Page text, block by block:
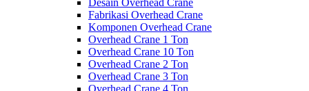
Desain Overhead Crane
Fabrikasi Overhead Crane
Komponen Overhead Crane
Overhead Crane 1 Ton
Overhead Crane 10 Ton
Overhead Crane 2 Ton
Overhead Crane 3 Ton